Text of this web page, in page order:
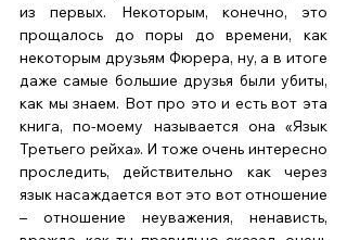
из первых. Некоторым, конечно, это
прощалось до поры до времени, как
некоторым друзьям Фюрера, ну, а в итоге
даже самые большие друзья были убиты,
как мы знаем. Вот про это и есть вот эта
книга, по-моему называется она «Язык
Третьего рейха». И тоже очень интересно
проследить, действительно как через
язык насаждается вот это вот отношение
– отношение неуважения, ненависть,